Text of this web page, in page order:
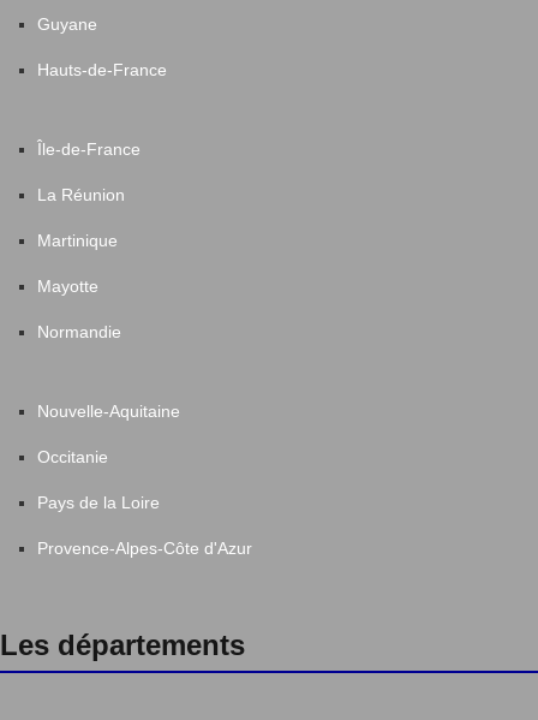
Guyane
Hauts-de-France
Île-de-France
La Réunion
Martinique
Mayotte
Normandie
Nouvelle-Aquitaine
Occitanie
Pays de la Loire
Provence-Alpes-Côte d'Azur
Les départements